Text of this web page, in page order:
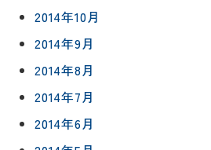
2014年10月
2014年9月
2014年8月
2014年7月
2014年6月